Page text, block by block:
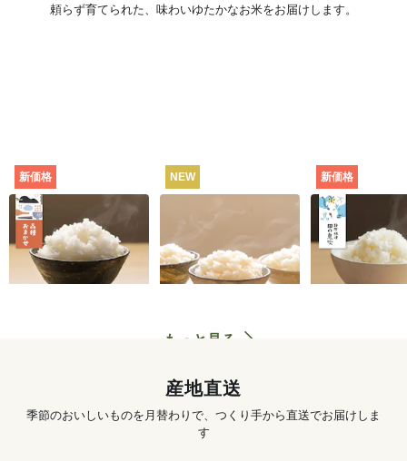
頼らず育てられた、味わいゆたかなお米をお届けします。
新価格
田んぼと食卓むすぶ
お米（品種おまか
せ） [定期宅配]
702
NEW
ット（白米・3種）
3,890円
新価格
静岡・焼津
田の息吹（品
シヒカリ） [
もっと見る
産地直送
季節のおいしいものを月替わりで、つくり手から直送でお届けしま
す